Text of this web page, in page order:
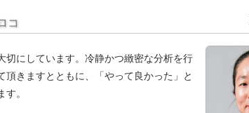
コ
切にしています。冷静かつ緻密な分析を行
頂きますとともに、「やって良かった」と
。